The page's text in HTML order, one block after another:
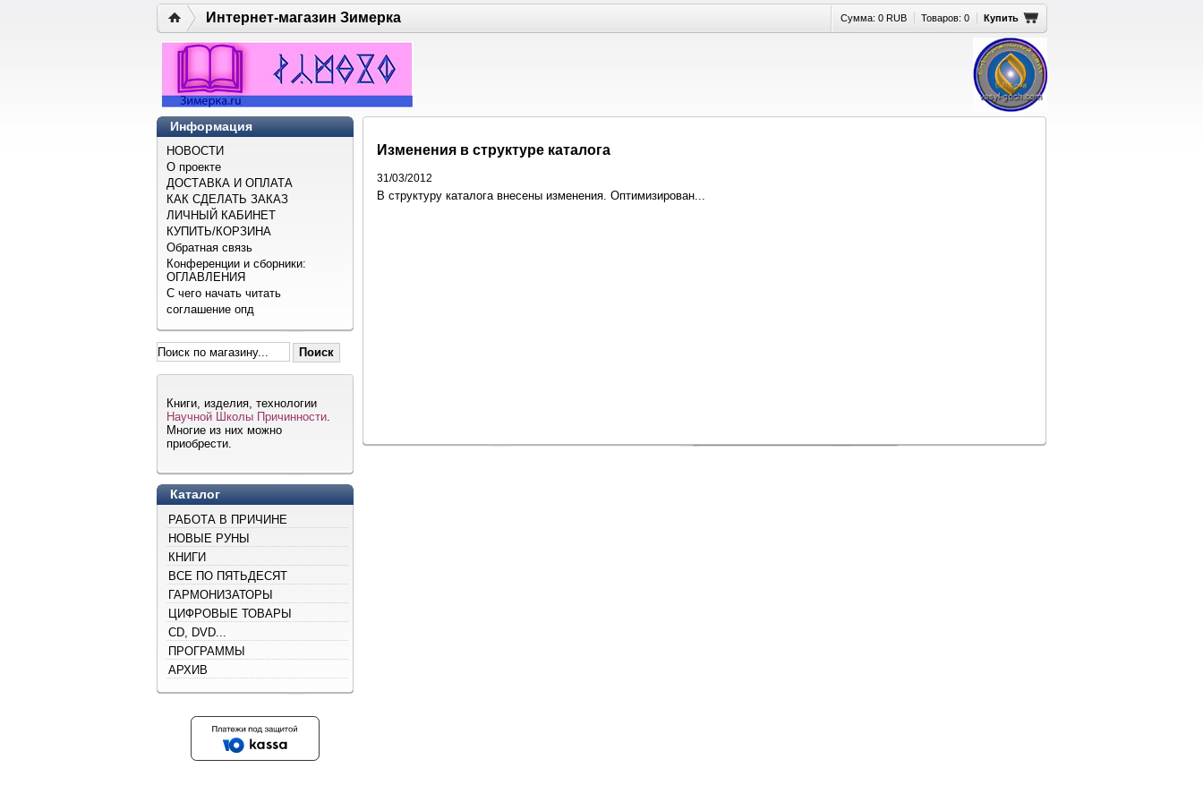
Интернет-магазин Зимерка Сумма: 0 RUB Товаров: 0 Купить
Информация
НОВОСТИ
О проекте
ДОСТАВКА И ОПЛАТА
КАК СДЕЛАТЬ ЗАКАЗ
ЛИЧНЫЙ КАБИНЕТ
КУПИТЬ/КОРЗИНА
Обратная связь
Конференции и сборники:
ОГЛАВЛЕНИЯ
С чего начать читать
соглашение опд
Книги, изделия, технологии
Научной Школы Причинности.
Многие из них можно
приобрести.
Каталог
РАБОТА В ПРИЧИНЕ
НОВЫЕ РУНЫ
КНИГИ
ВСЕ ПО ПЯТЬДЕСЯТ
ГАРМОНИЗАТОРЫ
ЦИФРОВЫЕ ТОВАРЫ
CD, DVD...
ПРОГРАММЫ
АРХИВ
Изменения в структуре каталога
31/03/2012
В структуру каталога внесены изменения. Оптимизирован...